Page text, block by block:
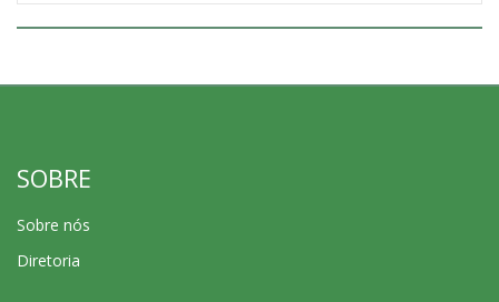
SOBRE
Sobre nós
Diretoria